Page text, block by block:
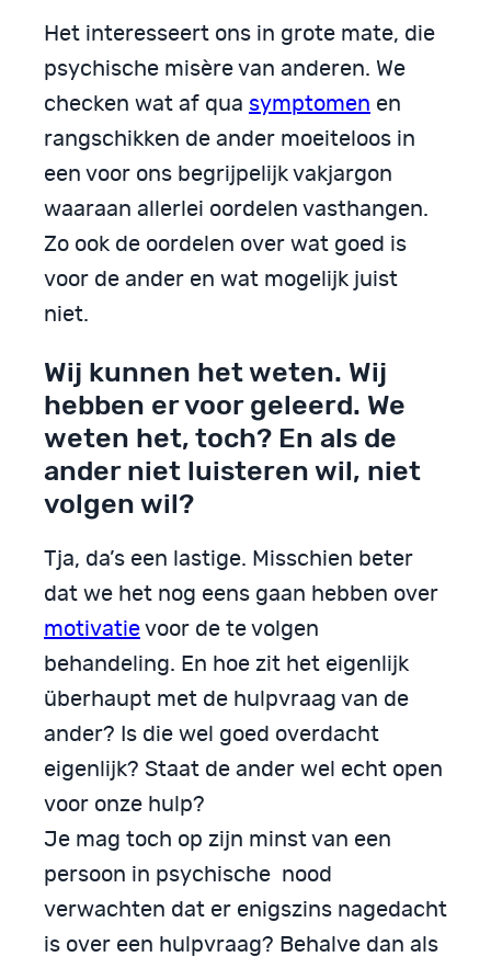
Het interesseert ons in grote mate, die
psychische misère van anderen. We
checken wat af qua symptomen en
rangschikken de ander moeiteloos in
een voor ons begrijpelijk vakjargon
waaraan allerlei oordelen vasthangen.
Zo ook de oordelen over wat goed is
voor de ander en wat mogelijk juist
niet.
Wij kunnen het weten. Wij
hebben er voor geleerd. We
weten het, toch? En als de
ander niet luisteren wil, niet
volgen wil?
Tja, da’s een lastige. Misschien beter
dat we het nog eens gaan hebben over
motivatie voor de te volgen
behandeling. En hoe zit het eigenlijk
überhaupt met de hulpvraag van de
ander? Is die wel goed overdacht
eigenlijk? Staat de ander wel echt open
voor onze hulp?
Je mag toch op zijn minst van een
persoon in psychische nood
verwachten dat er enigszins nagedacht
is over een hulpvraag? Behalve dan als